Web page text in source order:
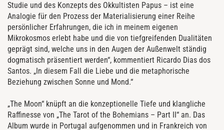
Studie und des Konzepts des Okkultisten Papus – ist eine
Analogie für den Prozess der Materialisierung einer Reihe
persönlicher Erfahrungen, die ich in meinem eigenen
Mikrokosmos erlebt habe und die von tiefgreifenden Dualitäten
geprägt sind, welche uns in den Augen der Außenwelt ständig
dogmatisch präsentiert werden“, kommentiert Ricardo Dias dos
Santos. „In diesem Fall die Liebe und die metaphorische
Beziehung zwischen Sonne und Mond.“
„The Moon“ knüpft an die konzeptionelle Tiefe und klangliche
Raffinesse von „The Tarot of the Bohemians – Part II“ an. Das
Album wurde in Portugal aufgenommen und in Frankreich von